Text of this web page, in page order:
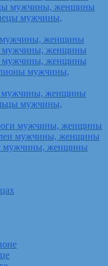
мужчины, женщины
мужчины,
мужчины, женщины
мужчины, женщины
мужчины, женщины
мужчины,
мужчины, женщины
мужчины,
мужчины, женщины
мужчины, женщины
мужчины, женщины